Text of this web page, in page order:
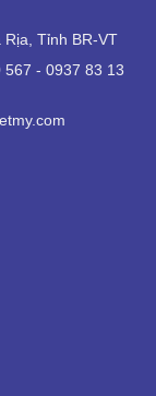
Rịa, Tỉnh BR-VT
- 0937 83 13